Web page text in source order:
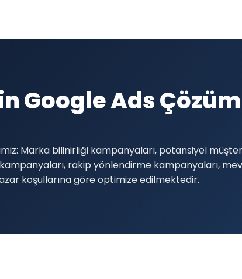
Google Ads
Marka bilinirliği kampanyaları, potansiyel
rakip yönlendirme kampanyaları,
koşullarına göre optimize edilmektedir.